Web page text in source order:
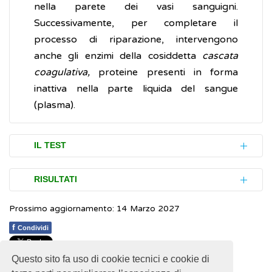
Questo sito fa uso di cookie tecnici e cookie di
nella parete dei vasi sanguigni.
Successivamente, per completare il
processo di riparazione, intervengono
anche gli enzimi della cosiddetta cascata
coagulativa, proteine presenti in forma
inattiva nella parte liquida del sangue
(plasma).
IL TEST
La conta delle piastrine è eseguita mediate
un esame, l’emocromo(abbreviazione
comunemente usata per "esame
emocromocitometrico"). Si tratta di un’analisi
di laboratorio che consiste in un normale
prelievo di sangue da una vena del braccio. Il
RISULTATI
I difetti delle piastrine possono riguardare il
loro numero (difetti quantitativi) o la loro
funzionalità (difetti qualitativi).
Prossimo aggiornamento: 14 Marzo 2027
f Condividi
1 1 1 1 1 Rating 2.07 (14 Votes)